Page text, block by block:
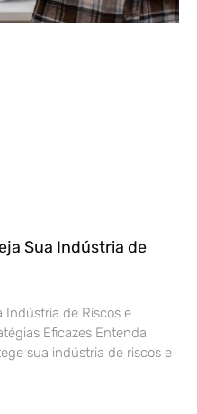
Sua Indústria de
Indústria de Riscos e
Eficazes Entenda
sua indústria de riscos e